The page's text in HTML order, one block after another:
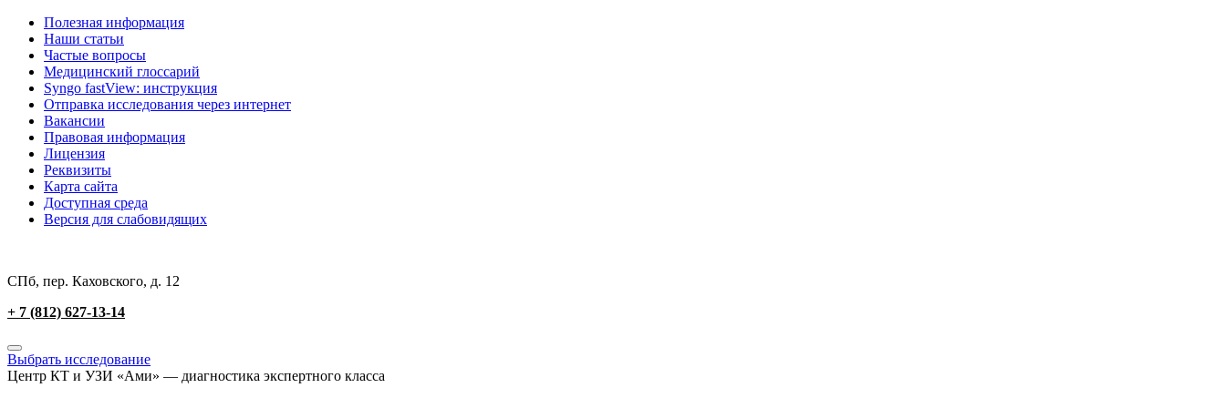
Полезная информация
Наши статьи
Частые вопросы
Медицинский глоссарий
Syngo fastView: инструкция
Отправка исследования через интернет
Вакансии
Правовая информация
Лицензия
Реквизиты
Карта сайта
Доступная среда
Версия для слабовидящих
СПб, пер. Каховского, д. 12
+ 7 (812) 627-13-14
Выбрать исследование
Центр КТ и УЗИ «Ами» — диагностика экспертного класса